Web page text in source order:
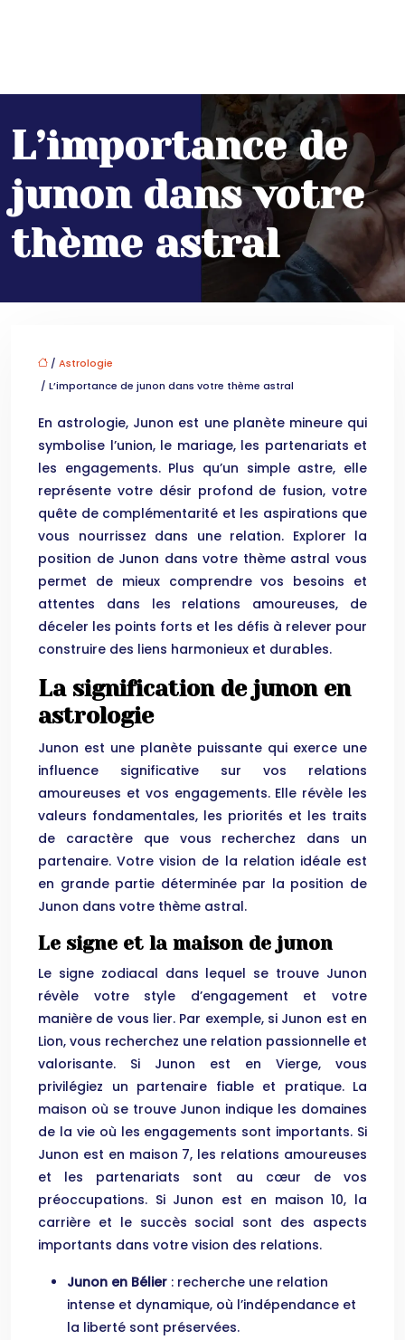
L’importance de
junon dans votre
thème astral
/ Astrologie
/ L’importance de junon dans votre thème astral
En astrologie, Junon est une planète mineure qui
symbolise l’union, le mariage, les partenariats et
les engagements. Plus qu’un simple astre, elle
représente votre désir profond de fusion, votre
quête de complémentarité et les aspirations que
vous nourrissez dans une relation. Explorer la
position de Junon dans votre thème astral vous
permet de mieux comprendre vos besoins et
attentes dans les relations amoureuses, de
déceler les points forts et les défis à relever pour
construire des liens harmonieux et durables.
La signification de junon en
astrologie
Junon est une planète puissante qui exerce une
influence significative sur vos relations
amoureuses et vos engagements. Elle révèle les
valeurs fondamentales, les priorités et les traits
de caractère que vous recherchez dans un
partenaire. Votre vision de la relation idéale est
en grande partie déterminée par la position de
Junon dans votre thème astral.
Le signe et la maison de junon
Le signe zodiacal dans lequel se trouve Junon
révèle votre style d’engagement et votre
manière de vous lier. Par exemple, si Junon est en
Lion, vous recherchez une relation passionnelle et
valorisante. Si Junon est en Vierge, vous
privilégiez un partenaire fiable et pratique. La
maison où se trouve Junon indique les domaines
de la vie où les engagements sont importants. Si
Junon est en maison 7, les relations amoureuses
et les partenariats sont au cœur de vos
préoccupations. Si Junon est en maison 10, la
carrière et le succès social sont des aspects
importants dans votre vision des relations.
Junon en Bélier : recherche une relation
intense et dynamique, où l’indépendance et
la liberté sont préservées.